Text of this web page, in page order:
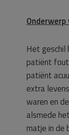
Het geschil
patiënt
patiënt
extra
waren en
alsmede
matje in de